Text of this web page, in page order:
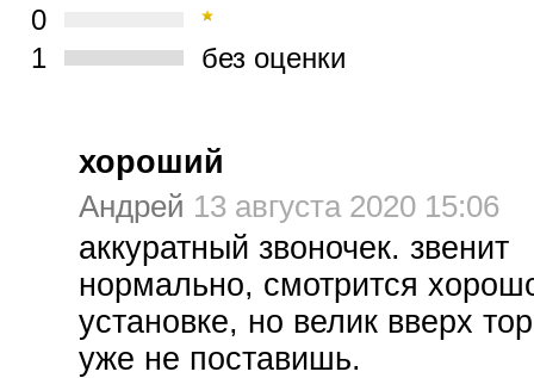
0
1
без оценки
хороший
Андрей 13 августа 2020 15:06
аккуратный звоночек. звенит
нормально, смотрится
установке, но велик вверх
уже не поставишь.